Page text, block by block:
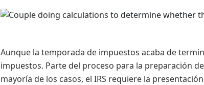
Aunque la temporada de impuestos acaba de
impuestos. Parte del proceso para la preparación
mayoría de los casos, el IRS requiere la